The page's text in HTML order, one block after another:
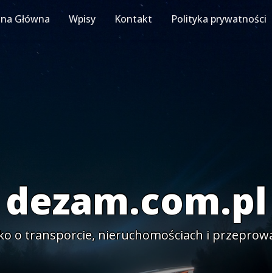
Główna Wpisy Kontakt Polityka prywatności
dezam.com.pl
o transporcie, nieruchomościach i